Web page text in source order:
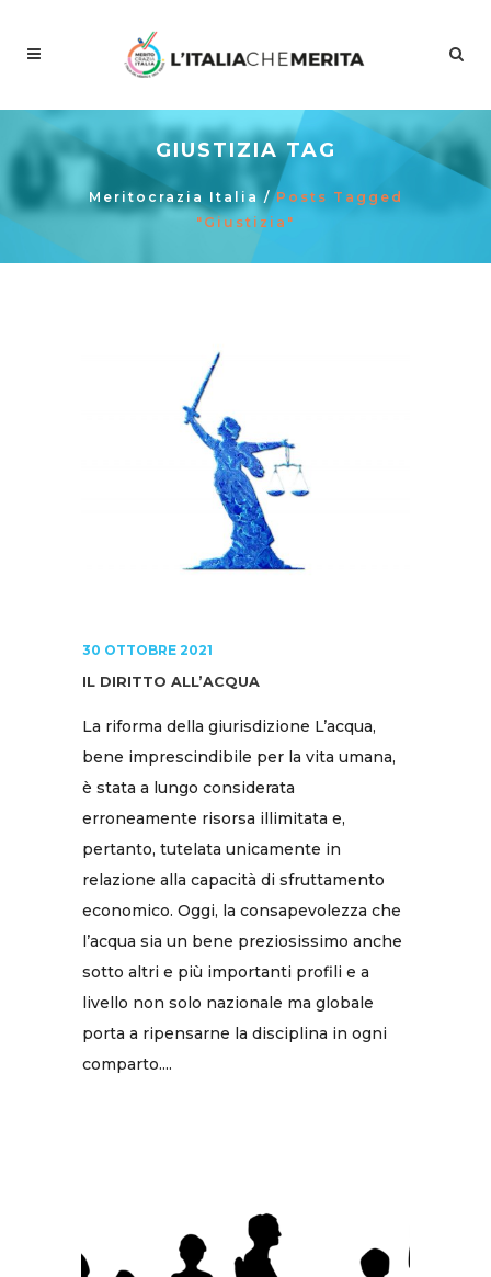
GIUSTIZIA TAG
Meritocrazia Italia /Posts Tagged
"giustizia"
30 OTTOBRE 2021
IL DIRITTO ALL’ACQUA
La riforma della giurisdizione L’acqua,
bene imprescindibile per la vita umana,
è stata a lungo considerata
erroneamente risorsa illimitata e,
pertanto, tutelata unicamente in
relazione alla capacità di sfruttamento
economico. Oggi, la consapevolezza che
l’acqua sia un bene preziosissimo anche
sotto altri e più importanti profili e a
livello non solo nazionale ma globale
porta a ripensarne la disciplina in ogni
comparto....